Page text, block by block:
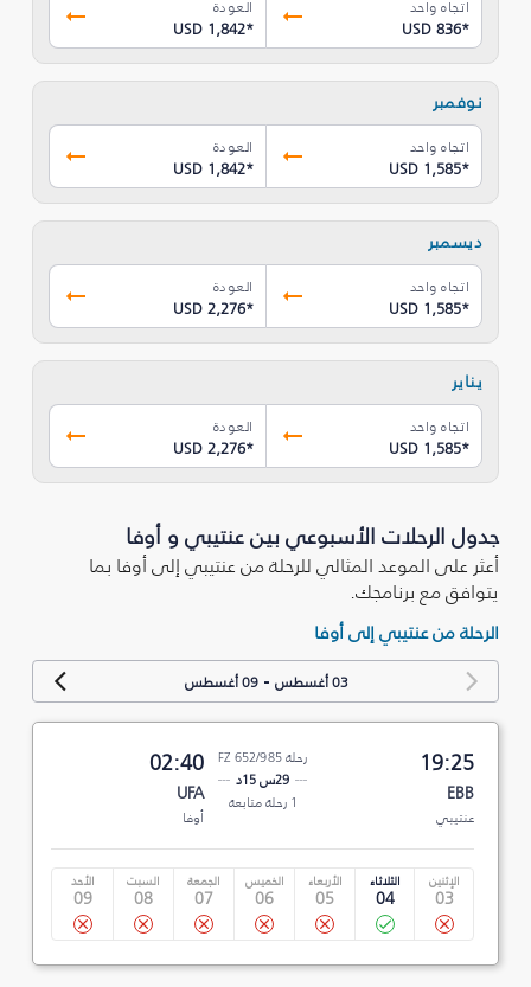
اتجاه واحد
USD 836*
العودة
USD 1,842*
نوفمبر
اتجاه واحد
USD 1,585*
العودة
USD 1,842*
ديسمبر
اتجاه واحد
USD 1,585*
العودة
USD 2,276*
يناير
اتجاه واحد
USD 1,585*
العودة
USD 2,276*
جدول الرحلات الأسبوعي بين عنتيبي و أوفا
أعثر على الموعد المثالي للرحلة من عنتيبي إلى أوفا بما
يتوافق مع برنامجك.
الرحلة من عنتيبي إلى أوفا
03 أغسطس -09 أغسطس
19:25
EBB
عنتيبي
رحلة FZ 652/985
29س 15د
1 رحلة متابعة
02:40
UFA
أوفا
الإثنين
03
الثلاثاء
04
الأربعاء
05
الخميس
06
الجمعة
07
السبت
08
الأحد
09